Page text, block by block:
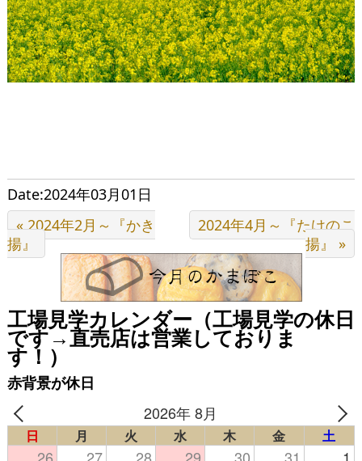
Date:2024年03月01日
« 2024年2月～『かき
揚』
2024年4月～『たけのこ
揚』 »
工場見学カレンダー（工場見学の休日
です→直売店は営業しておりま
す！）
赤背景が休日
2026年 8月
日 月 火 水 木 金 土